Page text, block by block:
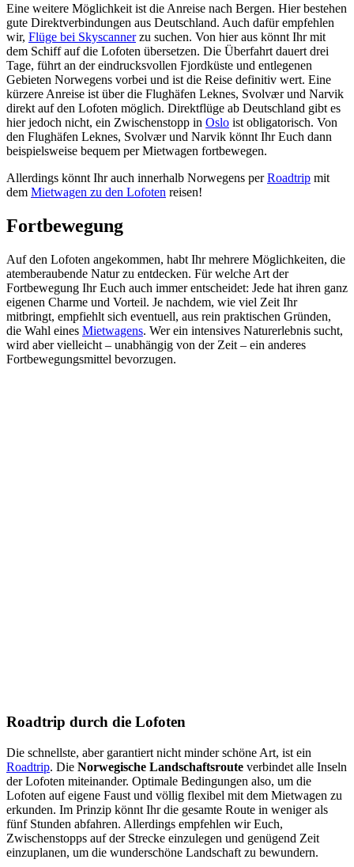
Eine weitere Möglichkeit ist die Anreise nach Bergen. Hier bestehen
gute Direktverbindungen aus Deutschland. Auch dafür empfehlen
wir, Flüge bei Skyscannerzu suchen. Von hier aus könnt Ihr mit
dem Schiff auf die Lofoten übersetzen. Die Überfahrt dauert drei
Tage, führt an der eindrucksvollen Fjordküste und entlegenen
Gebieten Norwegens vorbei und ist die Reise definitiv wert. Eine
kürzere Anreise ist über die Flughäfen Leknes, Svolvær und Narvik
direkt auf den Lofoten möglich. Direktflüge ab Deutschland gibt es
hier jedoch nicht, ein Zwischenstopp in Oslo ist obligatorisch. Von
den Flughäfen Leknes, Svolvær und Narvik könnt Ihr Euch dann
beispielsweise bequem per Mietwagen fortbewegen.
Allerdings könnt Ihr auch innerhalb Norwegens perRoadtrip mit
dem Mietwagen zu den Lofoten reisen!
Fortbewegung
Auf den Lofoten angekommen, habt Ihr mehrere Möglichkeiten, die
atemberaubende Natur zu entdecken. Für welche Art der
Fortbewegung Ihr Euch auch immer entscheidet: Jede hat ihren ganz
eigenen Charme und Vorteil. Je nachdem, wie viel Zeit Ihr
mitbringt, empfiehlt sich eventuell, aus rein praktischen Gründen,
die Wahl eines Mietwagens. Wer ein intensives Naturerlebnis sucht,
wird aber vielleicht – unabhängig von der Zeit – ein anderes
Fortbewegungsmittel bevorzugen.
Roadtrip durch die Lofoten
Die schnellste, aber garantiert nicht minder schöne Art, ist ein
Roadtrip. Die Norwegische Landschaftsroute verbindet alle Inseln
der Lofoten miteinander. Optimale Bedingungen also, um die
Lofoten auf eigene Faust und völlig flexibel mit dem Mietwagen zu
erkunden. Im Prinzip könnt Ihr die gesamte Route in weniger als
fünf Stunden abfahren. Allerdings empfehlen wir Euch,
Zwischenstopps auf der Strecke einzulegen und genügend Zeit
einzuplanen, um die wunderschöne Landschaft zu bewundern.